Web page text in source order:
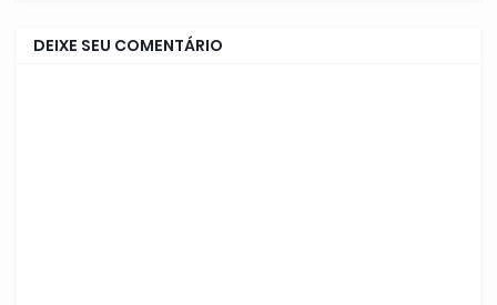
DEIXE SEU COMENTÁRIO